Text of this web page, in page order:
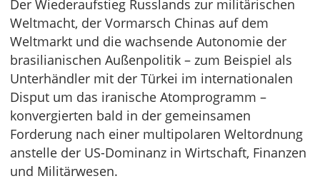
Der Wiederaufstieg Russlands zur militärischen
Weltmacht, der Vormarsch Chinas auf dem
Weltmarkt und die wachsende Autonomie der
brasilianischen Außenpolitik – zum Beispiel als
Unterhändler mit der Türkei im internationalen
Disput um das iranische Atomprogramm –
konvergierten bald in der gemeinsamen
Forderung nach einer multipolaren Weltordnung
anstelle der US-Dominanz in Wirtschaft, Finanzen
und Militärwesen.